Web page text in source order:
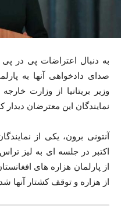
به دنبال اعتراضات پی در
صدای دادخواهی آنها به
وزیر بریتانیا از وزارت
نمایندگان این معترضان
اکتبر در جلسه ای به لیز
از پارلمان هزاره های
از هزاره و توقف کشتار آنها